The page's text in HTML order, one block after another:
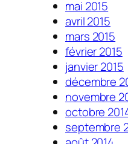
mai 2015
avril 2015
mars 2015
février 2015
janvier 2015
décembre
novembre
octobre
septembre